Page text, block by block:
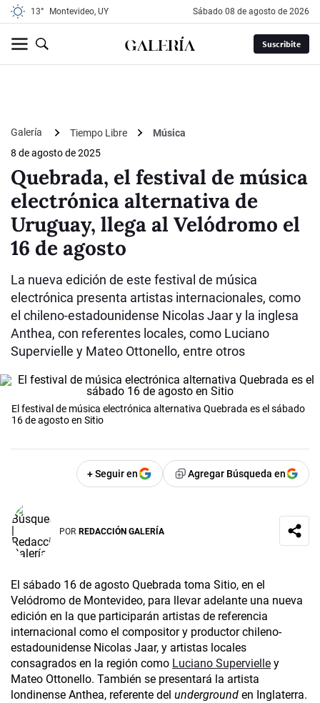
13° Montevideo, UY sábado 08 de agosto de 2026
Suscribite
Galería Tiempo Libre
Música
8 de agosto de 2025
Quebrada, el festival de música
electrónica alternativa de
Uruguay, llega al Velódromo el
16 de agosto
La nueva edición de este festival de música
electrónica presenta artistas internacionales, como
el chileno-estadounidense Nicolas Jaar y la inglesa
Anthea, con referentes locales, como Luciano
Supervielle y Mateo Ottonello, entre otros
El festival de música electrónica alternativa Quebrada es el sábado
16 de agosto en Sitio
+ Seguir en Agregar Búsqueda en
POR REDACCIÓN GALERÍA
El sábado 16 de agosto Quebrada toma Sitio, en el
Velódromo de Montevideo, para llevar adelante una nueva
edición en la que participarán artistas de referencia
internacional como el compositor y productor chileno-
estadounidense Nicolas Jaar, y artistas locales
consagrados en la región como Luciano Supervielle y
Mateo Ottonello. También se presentará la artista
londinense Anthea, referente del underground en Inglaterra.